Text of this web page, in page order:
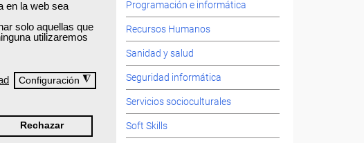
en la web sea
solo aquellas que
utilizaremos
Configuración ◮
Rechazar
Programación e informática
Recursos Humanos
Sanidad y salud
Seguridad informática
Servicios socioculturales
Soft Skills